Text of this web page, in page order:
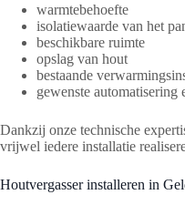
warmtebehoefte
isolatiewaarde van het
beschikbare ruimte
opslag van hout
bestaande
gewenste automatisering
Dankzij onze technische
vrijwel iedere installatie
Houtvergasser installeren in